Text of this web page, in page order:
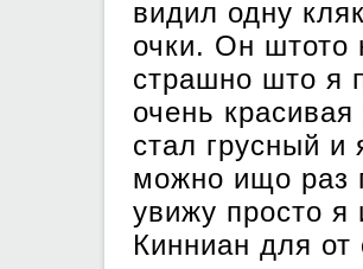
видил одну
очки. Он штото
страшно што я
очень
стал грусный
можно ищо раз
увижу просто
Кинниан для